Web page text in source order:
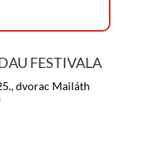
FESTIVALA
dvorac Mailáth